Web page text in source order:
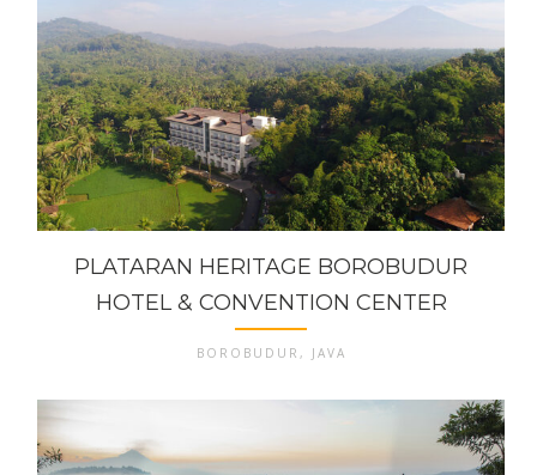
PLATARAN HERITAGE BOROBUDUR
HOTEL & CONVENTION CENTER
BOROBUDUR, JAVA